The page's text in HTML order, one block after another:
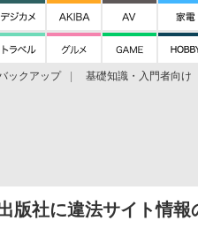
ックアップ 基礎知識・入門者向け
版社に違法サイト情報